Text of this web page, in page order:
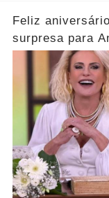
Feliz
surpresa para
parabeniza